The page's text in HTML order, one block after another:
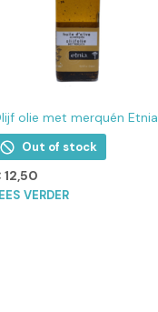
olie met merquén Etnia
Out of stock
12,50
VERDER